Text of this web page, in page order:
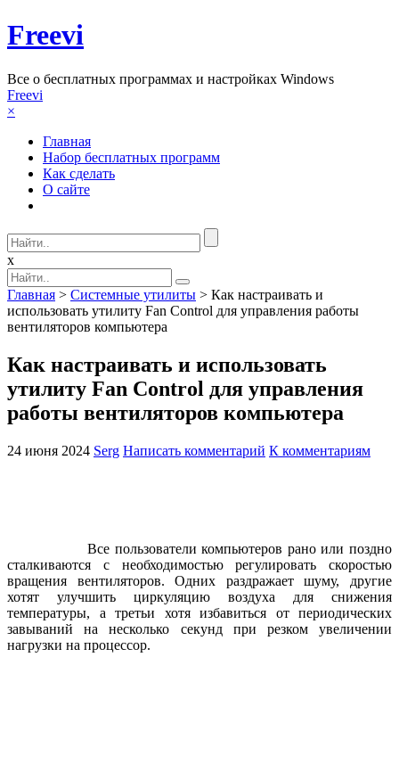
Freevi
Вcе о бесплатных программах и настройках Windows
Freevi
×
Главная
Набор бесплатных программ
Как сделать
О сайте
x
Главная > Системные утилиты > Как настраивать и
использовать утилиту Fan Control для управления работы
вентиляторов компьютера
Как настраивать и использовать
утилиту Fan Control для управления
работы вентиляторов компьютера
24 июня 2024 Serg Написать комментарий К комментариям
Все пользователи компьютеров рано или поздно
сталкиваются с необходимостью регулировать скоростью
вращения вентиляторов. Одних раздражает шуму, другие
хотят улучшить циркуляцию воздуха для снижения
температуры, а третьи хотя избавиться от периодических
завываний на несколько секунд при резком увеличении
нагрузки на процессор.